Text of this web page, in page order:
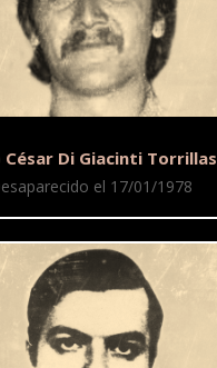
César Di Giacinti Torrillas
el 17/01/1978